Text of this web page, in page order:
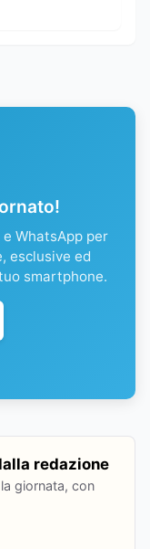
WhatsApp per
esclusive ed
smartphone.
redazione
giornata, con